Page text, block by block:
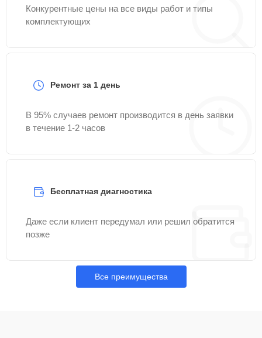
Конкурентные цены на все виды работ и типы
комплектующих
Ремонт за 1 день
В 95% случаев ремонт производится в день заявки
в течение 1-2 часов
Бесплатная диагностика
Даже если клиент передумал или решил обратится
позже
Все преимущества